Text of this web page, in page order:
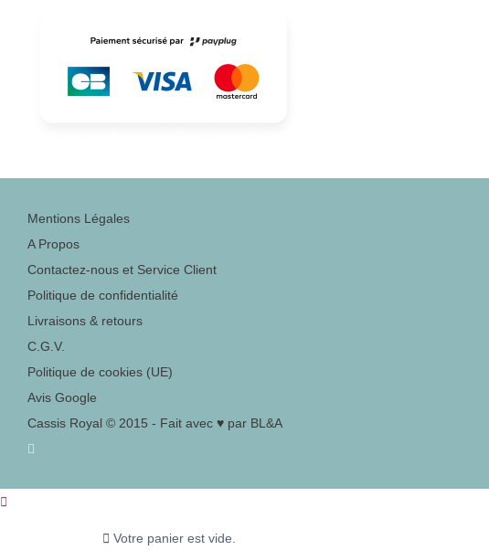
Mentions Légales
A Propos
Contactez-nous et Service Client
Politique de confidentialité
Livraisons & retours
C.G.V.
Politique de cookies (UE)
Avis Google
Cassis Royal © 2015 - Fait avec ♥ par BL&A
Votre panier est vide.